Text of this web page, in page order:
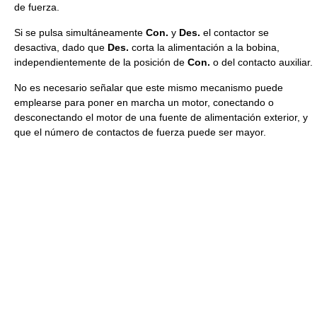
de fuerza.
Si se pulsa simultáneamente Con. y Des. el contactor se
desactiva, dado que Des. corta la alimentación a la bobina,
independientemente de la posición de Con. o del contacto auxiliar.
No es necesario señalar que este mismo mecanismo puede
emplearse para poner en marcha un motor, conectando o
desconectando el motor de una fuente de alimentación exterior, y
que el número de contactos de fuerza puede ser mayor.